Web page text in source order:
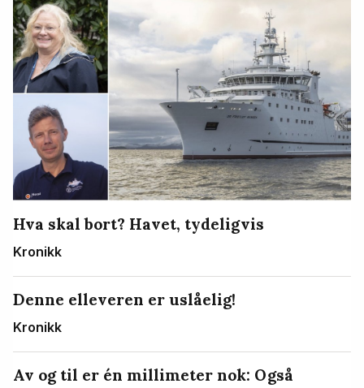
Hva skal bort? Havet, tydeligvis
Kronikk
Denne elleveren er uslåelig!
Kronikk
Av og til er én millimeter nok: Også